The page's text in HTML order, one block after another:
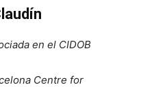
en el CIDOB
Centre for